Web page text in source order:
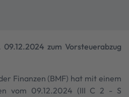
zum Vorsteuerabzug
Finanzen (BMF) hat mit einem
vom 09.12.2024 (III C 2 - S